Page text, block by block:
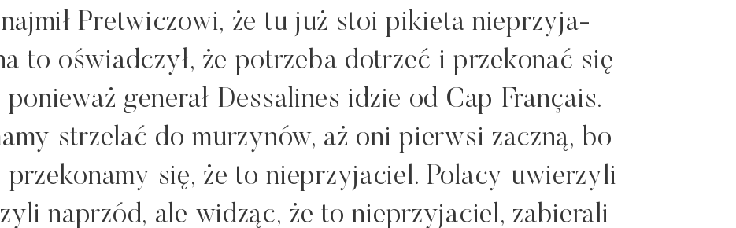
Pretwiczowi, że tu już stoi pikieta nieprzyja­
to oświadczył, że potrzeba dotrzeć i przekonać się
generał Dessalines idzie od Cap Français.
strzelać do murzynów, aż oni pierw­si zaczną, bo
się, że to nieprzyjaciel. Polacy uwierzyli
naprzód, ale widząc, że to nieprzyjaciel, zabierali